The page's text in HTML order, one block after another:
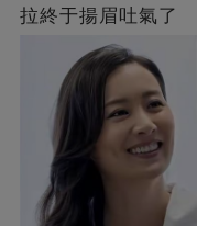
拉終于揚眉吐氣了